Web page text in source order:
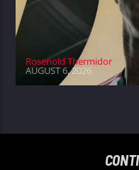
Rosenold Thermidor
AUGUST 6, 2026